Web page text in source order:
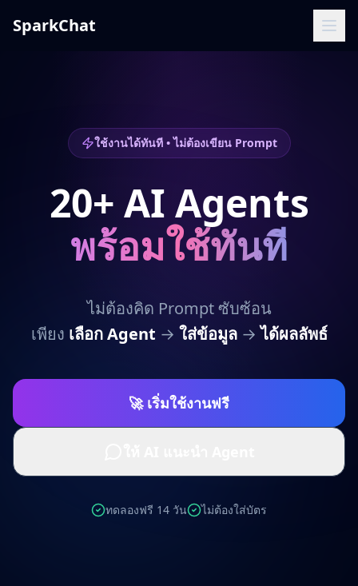
SparkChat
ใช้งานได้ทันที • ไม่ต้องเขียน Prompt
20+ AI Agents
พร้อมใช้ทันที
ไม่ต้องคิด Prompt ซับซ้อน
เพียง เลือก Agent → ใส่ข้อมูล→ได้ผลลัพธ์
🚀 เริ่มใช้งานฟรี
ทดลองฟรี 14 วัน ไม่ต้องใส่บัตร